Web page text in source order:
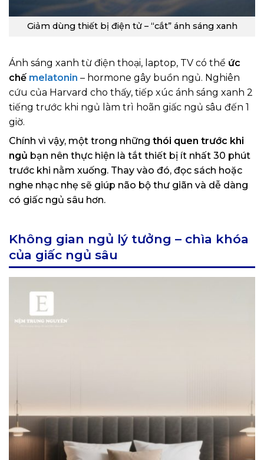
Giảm dùng thiết bị điện tử – “cắt” ánh sáng xanh
Ánh sáng xanh từ điện thoại, laptop, TV có thể ức
chế melatonin – hormone gây buồn ngủ. Nghiên
cứu của Harvard cho thấy, tiếp xúc ánh sáng xanh 2
tiếng trước khi ngủ làm trì hoãn giấc ngủ sâu đến 1
giờ.
Chính vì vậy, một trong những thói quen trước khi
ngủ bạn nên thực hiện là tắt thiết bị ít nhất 30 phút
trước khi nằm xuống. Thay vào đó, đọc sách hoặc
nghe nhạc nhẹ sẽ giúp não bộ thư giãn và dễ dàng
có giấc ngủ sâu hơn.
Không gian ngủ lý tưởng – chìa khóa
của giấc ngủ sâu